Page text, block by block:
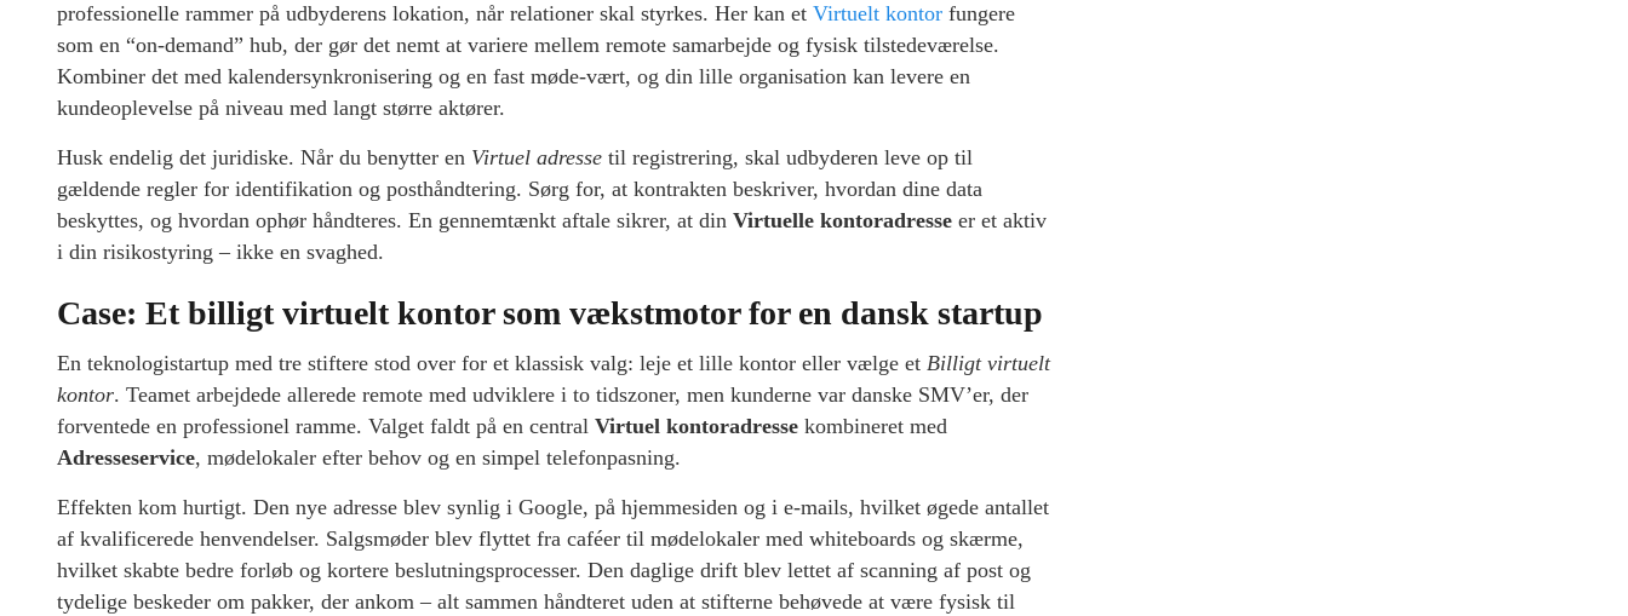
professionelle rammer på udbyderens lokation, når relationer skal styrkes. Her kan et Virtuelt kontor fungere
som en “on-demand” hub, der gør det nemt at variere mellem remote samarbejde og fysisk tilstedeværelse.
Kombiner det med kalendersynkronisering og en fast møde-vært, og din lille organisation kan levere en
kundeoplevelse på niveau med langt større aktører.
Husk endelig det juridiske. Når du benytter en Virtuel adresse til registrering, skal udbyderen leve op til
gældende regler for identifikation og posthåndtering. Sørg for, at kontrakten beskriver, hvordan dine data
beskyttes, og hvordan ophør håndteres. En gennemtænkt aftale sikrer, at din Virtuelle kontoradresse er et aktiv
i din risikostyring – ikke en svaghed.
Case: Et billigt virtuelt kontor som vækstmotor for en dansk startup
En teknologistartup med tre stiftere stod over for et klassisk valg: leje et lille kontor eller vælge et Billigt virtuelt
kontor. Teamet arbejdede allerede remote med udviklere i to tidszoner, men kunderne var danske SMV’er, der
forventede en professionel ramme. Valget faldt på en central Virtuel kontoradresse kombineret med
Adresseservice, mødelokaler efter behov og en simpel telefonpasning.
Effekten kom hurtigt. Den nye adresse blev synlig i Google, på hjemmesiden og i e-mails, hvilket øgede antallet
af kvalificerede henvendelser. Salgsmøder blev flyttet fra caféer til mødelokaler med whiteboards og skærme,
hvilket skabte bedre forløb og kortere beslutningsprocesser. Den daglige drift blev lettet af scanning af post og
tydelige beskeder om pakker, der ankom – alt sammen håndteret uden at stifterne behøvede at være fysisk til